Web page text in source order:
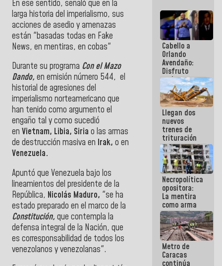
En ese sentido, señaló que en la
larga historia del imperialismo, sus
acciones de asedio y amenazas
están "basadas todas en Fake
News, en mentiras, en cobas"
Durante su programa Con el Mazo
Dando, en emisión número 544, el
historial de agresiones del
imperialismo norteamericano que
han tenido como argumento el
engaño tal y como sucedió
en Vietnam, Libia, Siria o las armas
de destrucción masiva en Irak, o en
Venezuela.
Apuntó que Venezuela bajo los
lineamientos del presidente de la
República, Nicolás Maduro, "se ha
estado preparado en el marco de la
Constitución, que contempla la
defensa integral de la Nación, que
es corresponsabilidad de todos los
venezolanos y venezolanas".
Cabello a
Orlando
Avendaño:
Disfruto
cada vez
que escribes
porque lo
que haces
es
embarrarla
Llegan dos
nuevos
trenes de
trituración
para
optimizar
manejo de
escombros
en La Guaira
Necropolítica
opositora:
La mentira
como arma
contra el
Pueblo
Metro de
Caracas
continúa